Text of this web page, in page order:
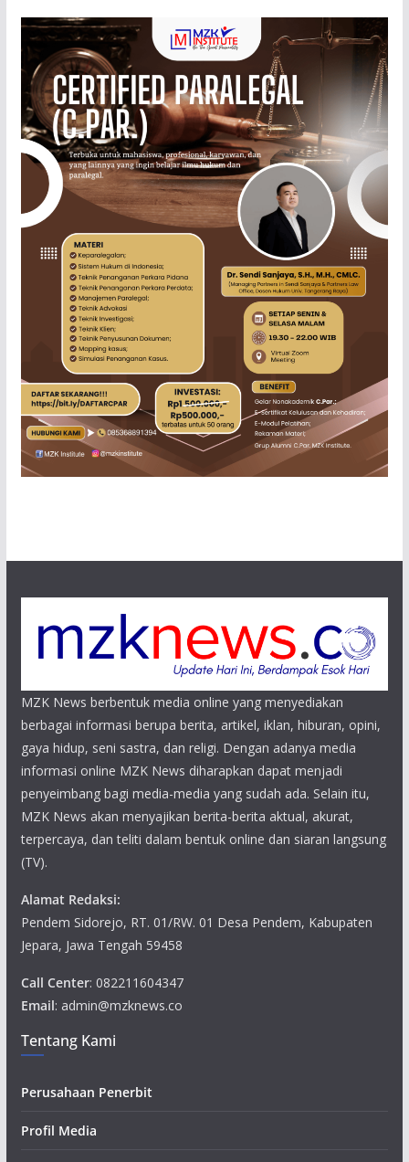
MZK News berbentuk media online yang menyediakan
berbagai informasi berupa berita, artikel, iklan, hiburan, opini,
gaya hidup, seni sastra, dan religi. Dengan adanya media
informasi online MZK News diharapkan dapat menjadi
penyeimbang bagi media-media yang sudah ada. Selain itu,
MZK News akan menyajikan berita-berita aktual, akurat,
terpercaya, dan teliti dalam bentuk online dan siaran langsung
(TV).
Alamat Redaksi:
Pendem Sidorejo, RT. 01/RW. 01 Desa Pendem, Kabupaten
Jepara, Jawa Tengah 59458
Call Center: 082211604347
Email: admin@mzknews.co
Tentang Kami
Perusahaan Penerbit
Profil Media